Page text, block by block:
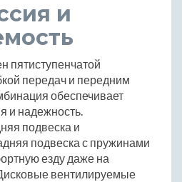
и
пятиступенчатой
передач и передним
обеспечивает
и надежность.
подвеска и
подвеска с пружинами
езду даже на
вентилируемые